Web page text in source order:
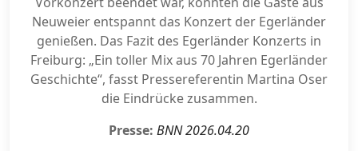
Neuweier entspannt das Konzert der Egerländer
genießen. Das Fazit des Egerländer Konzerts in
Freiburg: „Ein toller Mix aus 70 Jahren Egerländer
Geschichte“, fasst Pressereferentin Martina Oser
die Eindrücke zusammen.
Presse: BNN 2026.04.20